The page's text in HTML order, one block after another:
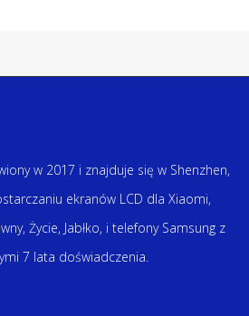
w 2017 i znajduje się w Shenzhen,
ekranów LCD dla Xiaomi,
Życie, Jabłko, i telefony Samsung z
7 lata doświadczenia.